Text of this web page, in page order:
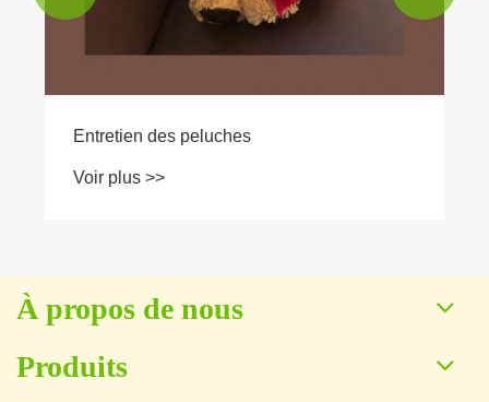
Entretien des peluches
Voir plus >>
À propos de nous
Produits